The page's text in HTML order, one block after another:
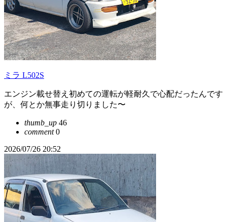
ミラ L502S
エンジン載せ替え初めての運転が軽耐久で心配だったんです
が、何とか無事走り切りました〜
thumb_up 46
comment0
2026/07/26 20:52